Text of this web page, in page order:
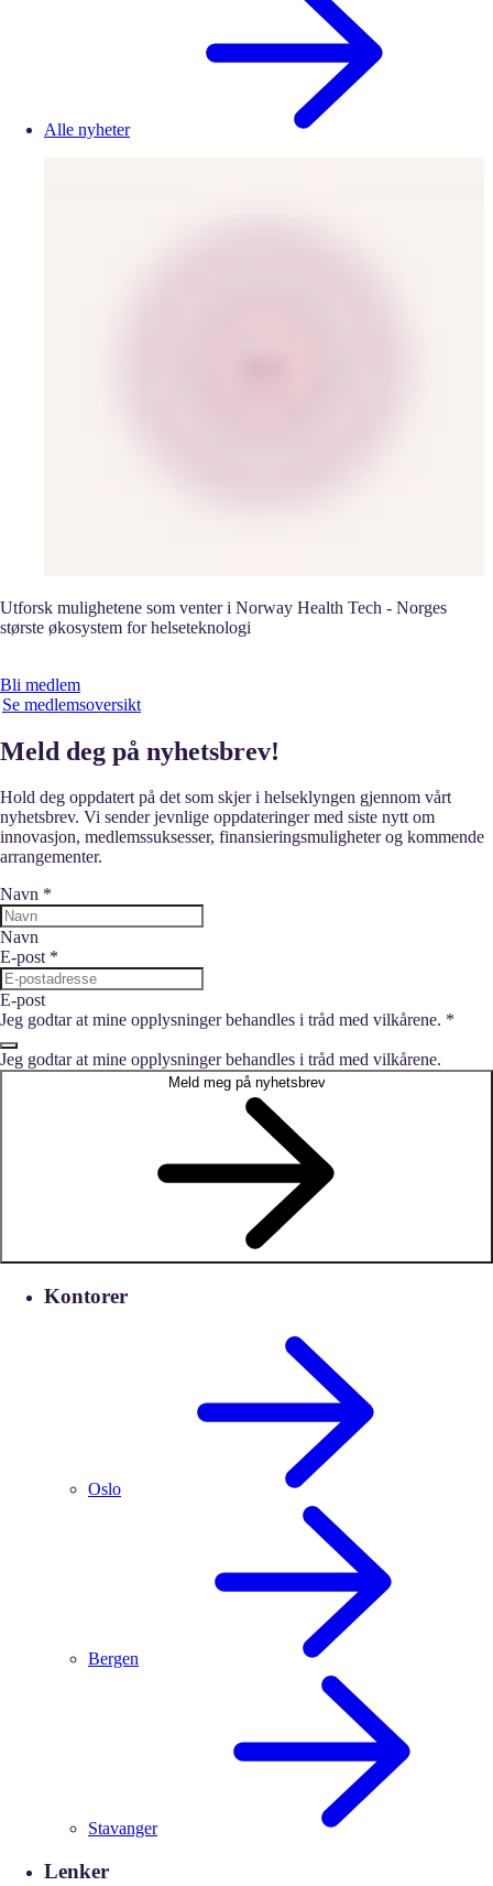
Alle nyheter
Utforsk mulighetene som venter i Norway Health Tech - Norges
største økosystem for helseteknologi
Bli medlem
Se medlemsoversikt
Meld deg på nyhetsbrev!
Hold deg oppdatert på det som skjer i helseklyngen gjennom vårt
nyhetsbrev. Vi sender jevnlige oppdateringer med siste nytt om
innovasjon, medlemssuksesser, finansieringsmuligheter og kommende
arrangementer.
Navn *
Navn
E-post*
E-post
Jeg godtar at mine opplysninger behandles i tråd med vilkårene. *
Jeg godtar at mine opplysninger behandles i tråd med vilkårene.
Meld meg på nyhetsbrev
Kontorer
Oslo
Bergen
Stavanger
Lenker